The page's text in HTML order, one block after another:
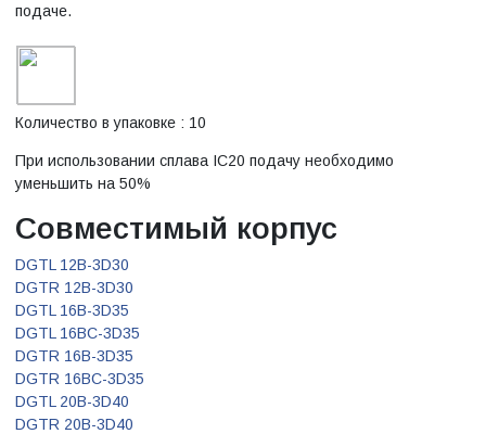
подаче.
Количество в упаковке : 10
При использовании сплава IC20 подачу необходимо
уменьшить на 50%
Совместимый корпус
DGTL 12B-3D30
DGTR 12B-3D30
DGTL 16B-3D35
DGTL 16BC-3D35
DGTR 16B-3D35
DGTR 16BC-3D35
DGTL 20B-3D40
DGTR 20B-3D40